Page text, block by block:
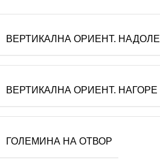
ВЕРТИКАЛНА ОРИЕНТ. НАДОЛЕ
ВЕРТИКАЛНА ОРИЕНТ. НАГОРЕ
ГОЛЕМИНА НА ОТВОР